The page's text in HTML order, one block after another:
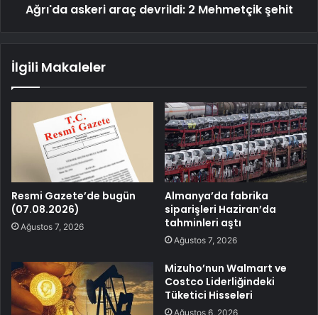
Ağrı'da askeri araç devrildi: 2 Mehmetçik şehit
İlgili Makaleler
Resmi Gazete’de bugün
(07.08.2026)
Ağustos 7, 2026
Almanya’da fabrika
siparişleri Haziran’da
tahminleri aştı
Ağustos 7, 2026
Mizuho’nun Walmart ve
Costco Liderliğindeki
Tüketici Hisseleri
Ağustos 6, 2026